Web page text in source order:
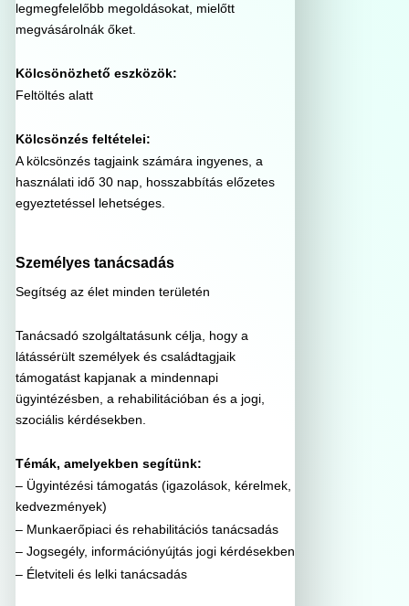
legmegfelelőbb megoldásokat, mielőtt
megvásárolnák őket.
Kölcsönözhető eszközök:
Feltöltés alatt
Kölcsönzés feltételei:
A kölcsönzés tagjaink számára ingyenes, a
használati idő 30 nap, hosszabbítás előzetes
egyeztetéssel lehetséges.
Személyes tanácsadás
Segítség az élet minden területén
Tanácsadó szolgáltatásunk célja, hogy a
látássérült személyek és családtagjaik
támogatást kapjanak a mindennapi
ügyintézésben, a rehabilitációban és a jogi,
szociális kérdésekben.
Témák, amelyekben segítünk:
– Ügyintézési támogatás (igazolások, kérelmek,
kedvezmények)
– Munkaerőpiaci és rehabilitációs tanácsadás
– Jogsegély, információnyújtás jogi kérdésekben
– Életviteli és lelki tanácsadás